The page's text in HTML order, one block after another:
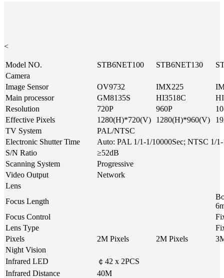
<
Model NO. STB6NET100 STB6NET130
Camera
Image Sensor
OV9732 IMX225
Main processor
GM8135S HI3518C
Resolution
720P 960P
Effective Pixels
1280(H)*720(V) 1280(H)*960(V)
TV System
PAL/NTSC
Electronic Shutter Time
Auto: PAL 1/1-1/10000Sec; NTSC 1/1-
S/N Ratio
≥52dB
Scanning System
Progressive
Video Output
Network
Lens
Focus Length
Focus Control
Lens Type
Pixels
2M Pixels 2M Pixels
Night Vision
Infrared LED
￠42 x 2PCS
Infrared Distance
40M